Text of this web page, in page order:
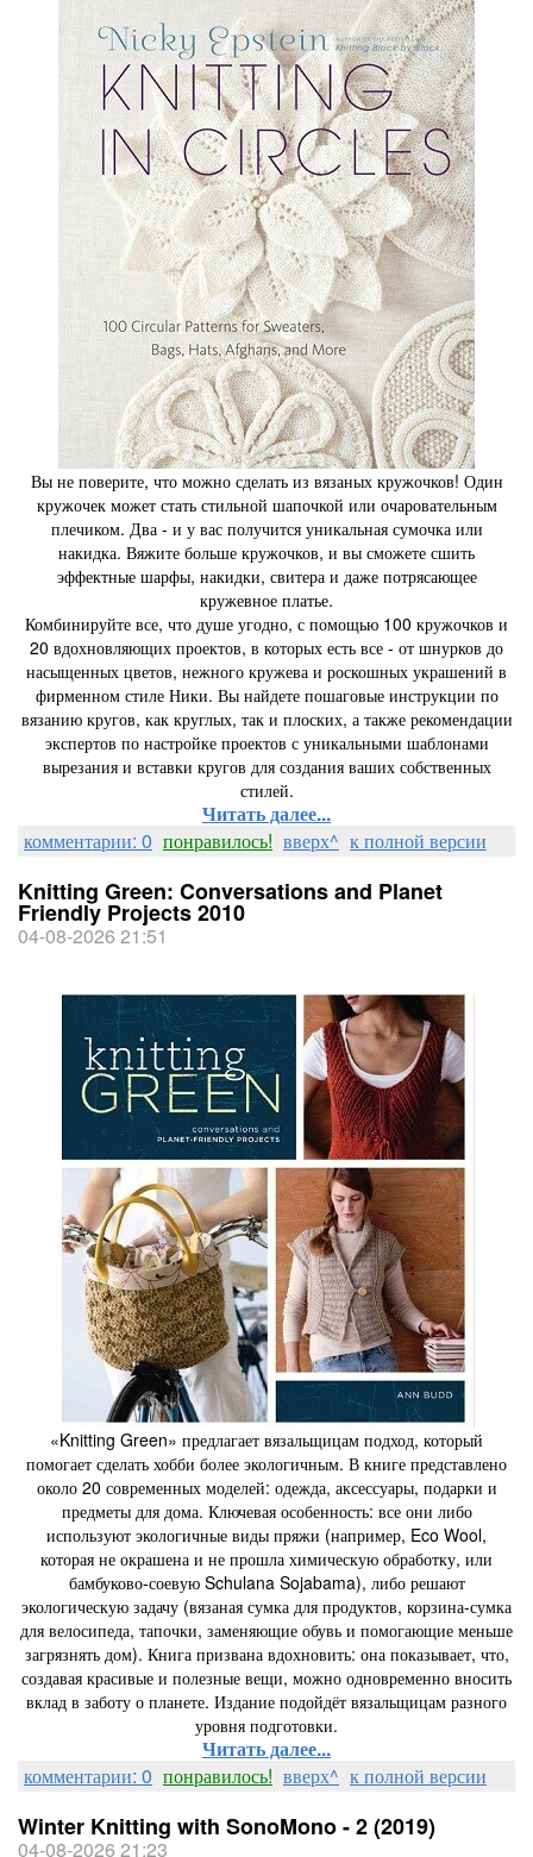
Вы не поверите, что можно сделать из вязаных кружочков! Один
кружочек может стать стильной шапочкой или очаровательным
плечиком. Два - и у вас получится уникальная сумочка или
накидка. Вяжите больше кружочков, и вы сможете сшить
эффектные шарфы, накидки, свитера и даже потрясающее
кружевное платье.
Комбинируйте все, что душе угодно, с помощью 100 кружочков и
20 вдохновляющих проектов, в которых есть все - от шнурков до
насыщенных цветов, нежного кружева и роскошных украшений в
фирменном стиле Ники. Вы найдете пошаговые инструкции по
вязанию кругов, как круглых, так и плоских, а также рекомендации
экспертов по настройке проектов с уникальными шаблонами
вырезания и вставки кругов для создания ваших собственных
стилей.
Читать далее...
комментарии: 0 понравилось! вверх^ к полной версии
Knitting Green: Conversations and Planet
Friendly Projects 2010
04-08-2026 21:51
«Knitting Green» предлагает вязальщицам подход, который
помогает сделать хобби более экологичным. В книге представлено
около 20 современных моделей: одежда, аксессуары, подарки и
предметы для дома. Ключевая особенность: все они либо
используют экологичные виды пряжи (например, Eco Wool,
которая не окрашена и не прошла химическую обработку, или
бамбуково-соевую Schulana Sojabama), либо решают
экологическую задачу (вязаная сумка для продуктов, корзина-сумка
для велосипеда, тапочки, заменяющие обувь и помогающие меньше
загрязнять дом). Книга призвана вдохновить: она показывает, что,
создавая красивые и полезные вещи, можно одновременно вносить
вклад в заботу о планете. Издание подойдёт вязальщицам разного
уровня подготовки.
Читать далее...
комментарии: 0 понравилось! вверх^ к полной версии
Winter Knitting with SonoMono - 2 (2019)
04-08-2026 21:23